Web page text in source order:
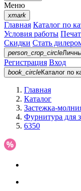
Меню
xmark
Главная Каталог по
Условия работы
Скидки Стать
person_crop_circle
Регистрация Вход
book_circleКаталог по
Главная
Каталог
Застежка-
Фурнитура для
6350